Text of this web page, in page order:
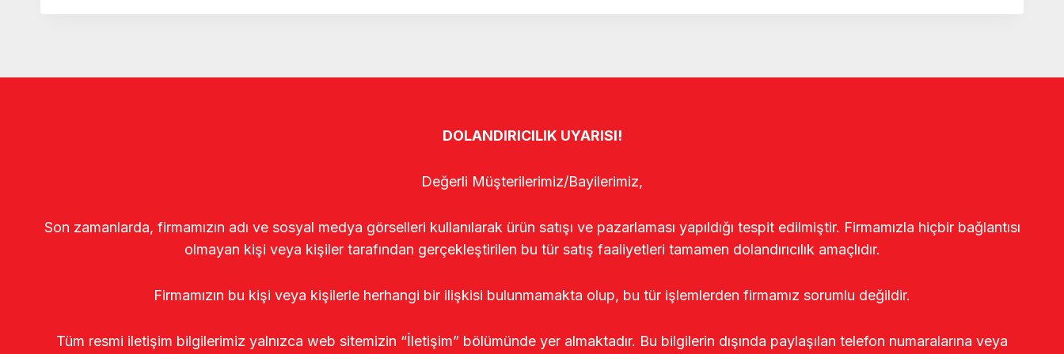
DOLANDIRICILIK UYARISI!
Değerli Müşterilerimiz/Bayilerimiz,
Son zamanlarda, firmamızın adı ve sosyal medya görselleri kullanılarak ürün satışı ve pazarlaması yapıldığı tespit edilmiştir. Firmamızla hiçbir bağlantısı
olmayan kişi veya kişiler tarafından gerçekleştirilen bu tür satış faaliyetleri tamamen dolandırıcılık amaçlıdır.
Firmamızın bu kişi veya kişilerle herhangi bir ilişkisi bulunmamakta olup, bu tür işlemlerden firmamız sorumlu değildir.
Tüm resmi iletişim bilgilerimiz yalnızca web sitemizin “İletişim” bölümünde yer almaktadır. Bu bilgilerin dışında paylaşılan telefon numaralarına veya